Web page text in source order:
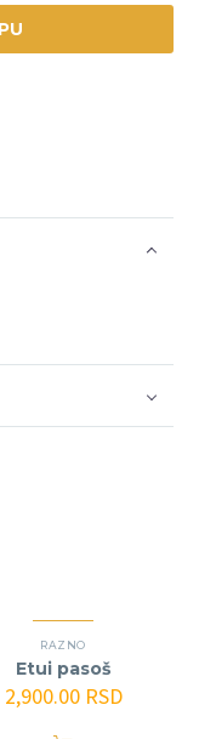
RAZNO
Etui pasoš
2,900.00 RSD